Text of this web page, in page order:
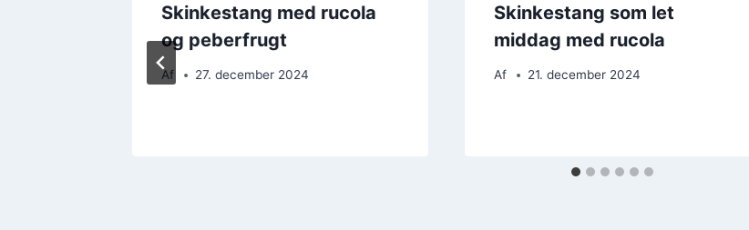
Skinkestang med rucola
og peberfrugt
Af 27. december 2024
Skinkestang som let
middag med rucola
Af 21. december 2024